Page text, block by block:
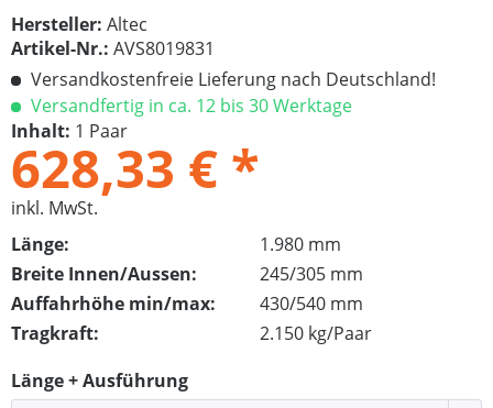
Hersteller: Altec
Artikel-Nr.: AVS8019831
Versandkostenfreie Lieferung nach Deutschland!
Versandfertig in ca. 12 bis 30 Werktage
Inhalt: 1 Paar
628,33 € *
inkl. MwSt.
Länge:
1.980 mm
Breite Innen/Aussen:
245/305 mm
Auffahrhöhe min/max:
430/540 mm
Tragkraft:
2.150 kg/Paar
Länge + Ausführung